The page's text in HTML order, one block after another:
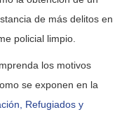
de más delitos en
policial limpio.
los motivos
se exponen en la
Refugiados y